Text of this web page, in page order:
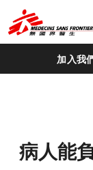
加入我
病人能